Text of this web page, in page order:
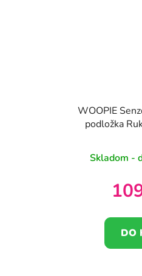
WOOPIE
podložka
Skladom -
DO